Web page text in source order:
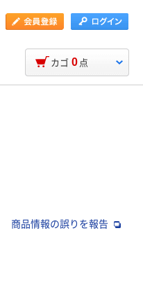
カゴ 0 点
商品情報の誤りを報告